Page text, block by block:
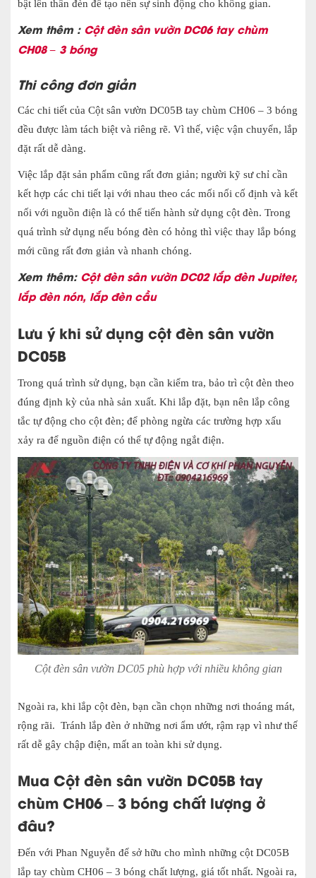
bật lên thân đèn để tạo nên sự sinh động cho không gian.
Xem thêm : Cột đèn sân vườn DC06 tay chùm
CH08 – 3 bóng
Thi công đơn giản
Các chi tiết của Cột sân vườn DC05B tay chùm CH06 – 3 bóng
đều được làm tách biệt và riêng rẽ. Vì thế, việc vận chuyển, lắp
đặt rất dễ dàng.
Việc lắp đặt sản phẩm cũng rất đơn giản; người kỹ sư chỉ cần
kết hợp các chi tiết lại với nhau theo các mối nối cố định và kết
nối với nguồn điện là có thể tiến hành sử dụng cột đèn. Trong
quá trình sử dụng nếu bóng đèn có hỏng thì việc thay lắp bóng
mới cũng rất đơn giản và nhanh chóng.
Xem thêm: Cột đèn sân vườn DC02 lắp đèn Jupiter,
lắp đèn nón, lắp đèn cầu
Lưu ý khi sử dụng cột đèn sân vườn
DC05B
Trong quá trình sử dụng, bạn cần kiểm tra, bảo trì cột đèn theo
đúng định kỳ của nhà sản xuất. Khi lắp đặt, bạn nên lắp công
tắc tự động cho cột đèn; để phòng ngừa các trường hợp xấu
xảy ra để nguồn điện có thể tự động ngắt điện.
Cột đèn sân vườn DC05 phù hợp với nhiều không gian
Ngoài ra, khi lắp cột đèn, bạn cần chọn những nơi thoáng mát,
rộng rãi. Tránh lắp đèn ở những nơi ẩm ướt, rậm rạp vì như thế
rất dễ gây chập điện, mất an toàn khi sử dụng.
Mua Cột đèn sân vườn DC05B tay
chùm CH06 – 3 bóng chất lượng ở
đâu?
Đến với Phan Nguyễn để sở hữu cho mình những cột DC05B
lắp tay chùm CH06 – 3 bóng chất lượng, giá tốt nhất. Ngoài ra,